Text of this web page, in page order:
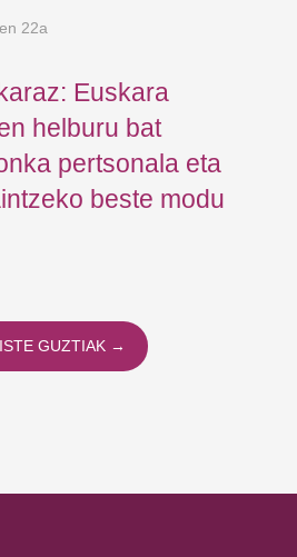
22a
Euskara
helburu bat
pertsonala eta
beste modu
GUZTIAK →